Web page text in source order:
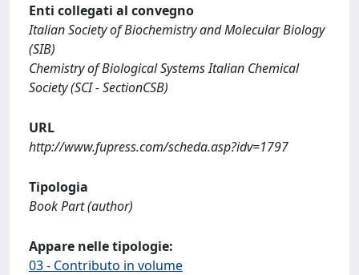
Enti collegati al convegno
Italian Society of Biochemistry and Molecular Biology
(SIB)
Chemistry of Biological Systems Italian Chemical
Society (SCI - SectionCSB)
URL
http://www.fupress.com/scheda.asp?idv=1797
Tipologia
Book Part (author)
Appare nelle tipologie:
03 - Contributo in volume